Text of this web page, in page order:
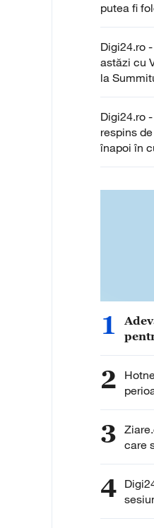
putea fi
Digi24.ro
astăzi cu
la
Est.
Digi24.ro
respins
înapoi în
1
le
2
un
3 care
până
4